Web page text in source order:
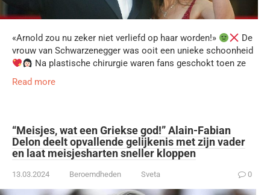
«Arnold zou nu zeker niet verliefd op haar worden!»
De
vrouw van Schwarzenegger was ooit een unieke schoonheid
Na plastische chirurgie waren fans geschokt toen ze
Read more
“Meisjes, wat een Griekse god!” Alain-Fabian
Delon deelt opvallende gelijkenis met zijn vader
en laat meisjesharten sneller kloppen
13.03.2024 Beroemdheden Sveta 0